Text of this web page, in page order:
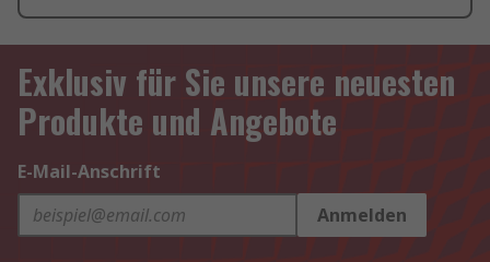
Exklusiv für Sie unsere neuesten
Produkte und Angebote
E-Mail-Anschrift
Anmelden